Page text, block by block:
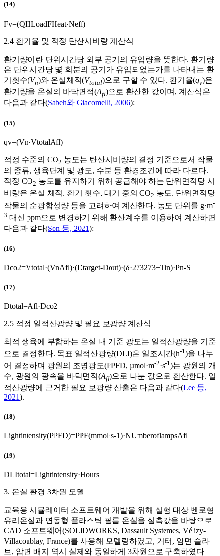
(14)
Fv=(QHLoadFHeat·Neff)
2.4 환기율 및 적정 탄산시비량 계산식
환기량이란 단위시간당 외부 공기의 유입량을 뜻한다. 환기량
은 단위시간당 몇 회분의 공기가 유입되었는가를 나타내는 환
기횟수(Vn)와 온실체적(Vtotal)으로 구할 수 있다. 환기율(qv)은
환기량을 온실의 바닥면적(Afl)으로 환산한 값이며, 계산식은
다음과 같다(Sabeh와 Giacomelli, 2006):
(15)
qv=(Vn·VtotalAfl)
적정 수준의 CO2 농도는 탄산시비량의 결정 기준으로서 작물
의 종류, 생육단계 및 광도, 수분 등 환경조건에 따라 다르다.
적정 CO2 농도를 유지하기 위해 공급해야 하는 단위면적당 시
비량은 온실 체적, 환기 횟수, 대기 중의 CO2 농도, 단위면적당
작물의 순광합성량 등을 고려하여 계산한다. 농도 단위를 g·m-
3 대신 ppm으로 변경하기 위해 환산계수를 이용하여 계산하면
다음과 같다(Son 등, 2021):
(16)
Dco2=Vtotal·(VnAfl)·(Dtarget-Dout)·(δ·273273+Tin)·Pn-S
(17)
Dtotal=Afl·Dco2
2.5 적정 일적산광량 및 필요 보광량 계산식
최적 생육에 부합하는 온실 내 기준 광도는 일적산광량을 기준
으로 결정한다. 목표 일적산광량(DLI)은 일조시간(h-1)을 나누
어 결정하며 광원의 조명광도(PPFD, µmol·m-2·s-1 )는 광원의 개
수, 광원의 광속을 바닥면적(Afl)으로 나눈 값으로 환산한다. 일
적산광량에 근거한 필요 보광량 산출은 다음과 같다(Lee 등,
2021).
(18)
Lightintensity(PPFD)=PPF(mmol·s-1)·NUmberoflampsAfl
(19)
DLItotal=Lightintensity·Hours
3. 온실 환경 3차원 모델
교육용 시뮬레이터 소프트웨어 개발을 위해 실험 대상 벤로형
유리온실과 연동형 플라스틱 필름 온실을 실측값을 바탕으로
CAD 소프트웨어(SOLIDWORKS, Dassault Systemes, Vélizy-
Villacoublay, France)를 사용해 모델링하였고, 거터, 암면 슬라
브, 암면 배지 역시 실제와 동일하게 3차원으로 구축하였다